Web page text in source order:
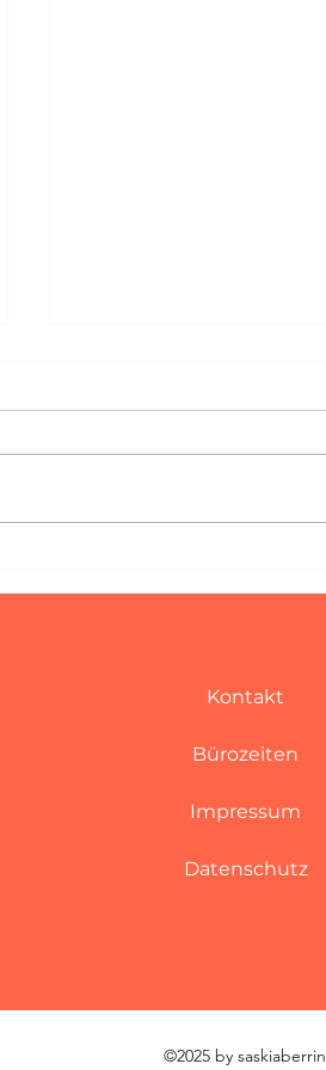
Kontakt
Bürozeiten
Impressum
Datenschutz
©2025 by saskiaberrin